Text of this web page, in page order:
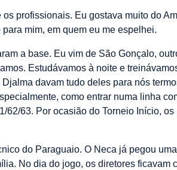
profissionais. Eu gostava muito do
mim, em quem eu me espelhei.
a base. Eu vim de São Gonçalo,
Estudávamos à noite e
davam tudo deles para nós
como entrar numa linha
62/63. Por ocasião do Torneio Início,
do Paraguaio. O Neca já pegou
No dia do jogo, os diretores